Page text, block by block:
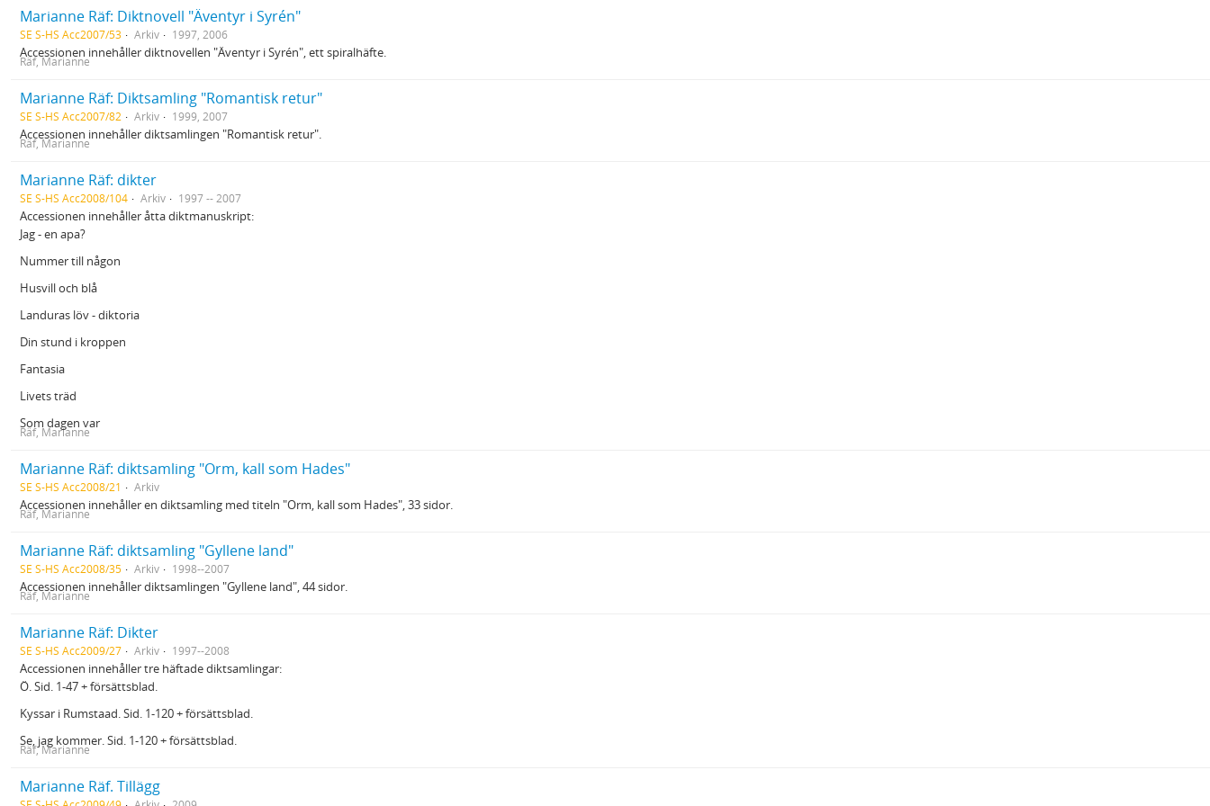
Marianne Räf: Diktnovell "Äventyr i Syrén"
SE S-HS Acc2007/53 Arkiv 1997, 2006
Accessionen innehåller diktnovellen "Äventyr i Syrén", ett spiralhäfte.
Räf, Marianne
Marianne Räf: Diktsamling "Romantisk retur"
SE S-HS Acc2007/82 Arkiv 1999, 2007
Accessionen innehåller diktsamlingen "Romantisk retur".
Räf, Marianne
Marianne Räf: dikter
SE S-HS Acc2008/104 Arkiv 1997 -- 2007
Accessionen innehåller åtta diktmanuskript:
Jag - en apa?
Nummer till någon
Husvill och blå
Landuras löv - diktoria
Din stund i kroppen
Fantasia
Livets träd
Som dagen var
Räf, Marianne
Marianne Räf: diktsamling "Orm, kall som Hades"
SE S-HS Acc2008/21 Arkiv
Accessionen innehåller en diktsamling med titeln "Orm, kall som Hades", 33 sidor.
Räf, Marianne
Marianne Räf: diktsamling "Gyllene land"
SE S-HS Acc2008/35 Arkiv 1998--2007
Accessionen innehåller diktsamlingen "Gyllene land", 44 sidor.
Räf, Marianne
Marianne Räf: Dikter
SE S-HS Acc2009/27 Arkiv 1997--2008
Accessionen innehåller tre häftade diktsamlingar:
Ö. Sid. 1-47 + försättsblad.
Kyssar i Rumstaad. Sid. 1-120 + försättsblad.
Se, jag kommer. Sid. 1-120 + försättsblad.
Räf, Marianne
Marianne Räf. Tillägg